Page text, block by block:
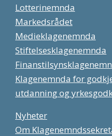
Lotterinemnda
Markedsrådet
Medieklagenemnda
Stiftelsesklagenemnda
Klagenemnda for
utdanning og
Nyheter
Om